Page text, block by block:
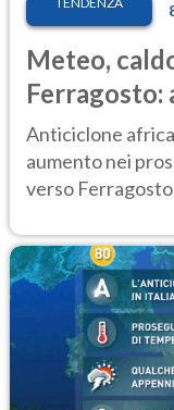
Meteo,
Ferragosto:
ancora
Anticiclone
aumento nei
verso